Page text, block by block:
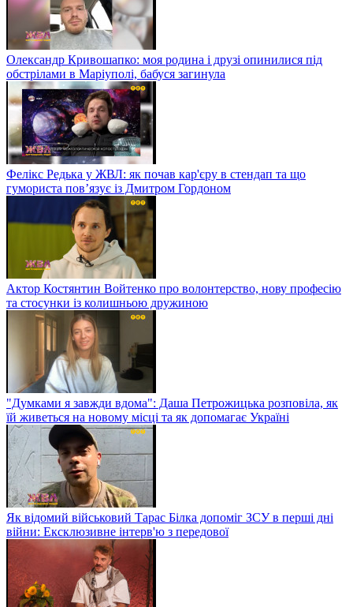
Олександр Кривошапко: моя родина і друзі опинилися під
обстрілами в Маріуполі, бабуся загинула
Фелікс Редька у ЖВЛ: як почав кар'єру в стендап та що
гумориста пов’язує із Дмитром Гордоном
Актор Костянтин Войтенко про волонтерство, нову професію
та стосунки із колишньою дружиною
"Думками я завжди вдома": Даша Петрожицька розповіла, як
їй живеться на новому місці та як допомагає Україні
Як відомий військовий Тарас Білка допоміг ЗСУ в перші дні
війни: Ексклюзивне інтерв'ю з передової